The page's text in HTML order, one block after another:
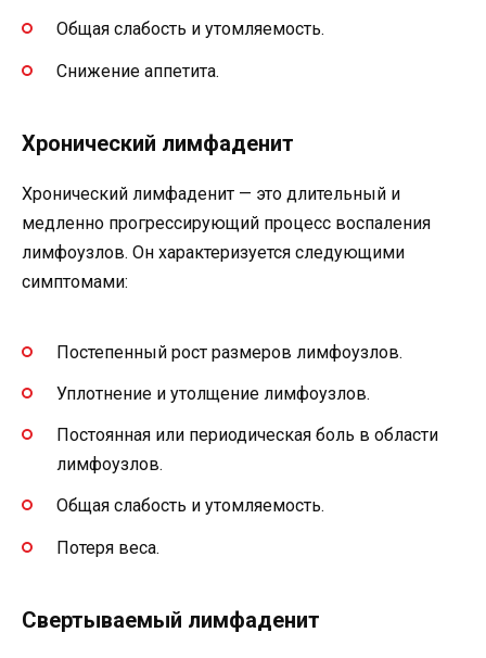
Общая слабость и утомляемость.
Снижение аппетита.
Хронический лимфаденит
Хронический лимфаденит — это длительный и
медленно прогрессирующий процесс воспаления
лимфоузлов. Он характеризуется следующими
симптомами:
Постепенный рост размеров лимфоузлов.
Уплотнение и утолщение лимфоузлов.
Постоянная или периодическая боль в области
лимфоузлов.
Общая слабость и утомляемость.
Потеря веса.
Свертываемый лимфаденит